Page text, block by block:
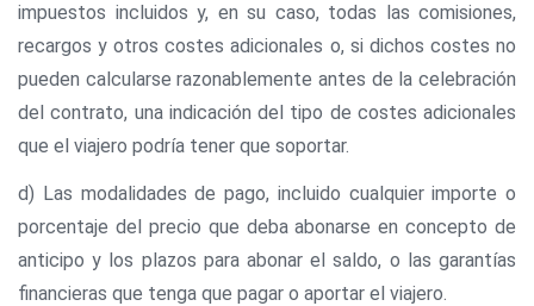
impuestos incluidos y, en su caso, todas las comisiones,
recargos y otros costes adicionales o, si dichos costes no
pueden calcularse razonablemente antes de la celebración
del contrato, una indicación del tipo de costes adicionales
que el viajero podría tener que soportar.
d) Las modalidades de pago, incluido cualquier importe o
porcentaje del precio que deba abonarse en concepto de
anticipo y los plazos para abonar el saldo, o las garantías
financieras que tenga que pagar o aportar el viajero.